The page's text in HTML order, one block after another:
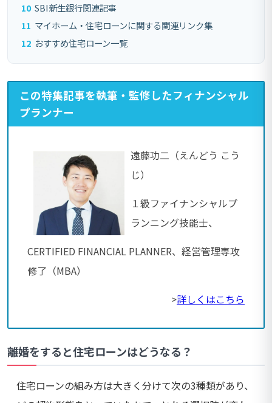
10 SBI新生銀行関連記事
11 マイホーム・住宅ローンに関する関連リンク集
12 おすすめ住宅ローン一覧
この特集記事を執筆・監修したフィナンシャル
プランナー
遠藤功二（えんどう こう
じ）
１級ファイナンシャルプ
ランニング技能士、
CERTIFIED FINANCIAL PLANNER、経営管理専攻
修了（MBA）
>詳しくはこちら
離婚をすると住宅ローンはどうなる？
住宅ローンの組み方は大きく分けて次の3種類があり、